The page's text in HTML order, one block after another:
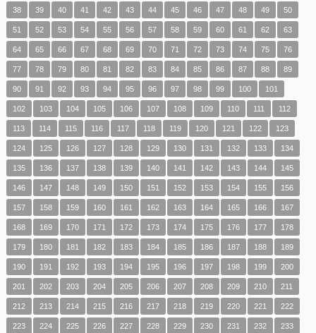
38 39 40 41 42 43 44 45 46 47 48 49 50
51 52 53 54 55 56 57 58 59 60 61 62 63
64 65 66 67 68 69 70 71 72 73 74 75 76
77 78 79 80 81 82 83 84 85 86 87 88 89
90 91 92 93 94 95 96 97 98 99 100 101
102 103 104 105 106 107 108 109 110 111 112
113 114 115 116 117 118 119 120 121 122 123
124 125 126 127 128 129 130 131 132 133 134
135 136 137 138 139 140 141 142 143 144 145
146 147 148 149 150 151 152 153 154 155 156
157 158 159 160 161 162 163 164 165 166 167
168 169 170 171 172 173 174 175 176 177 178
179 180 181 182 183 184 185 186 187 188 189
190 191 192 193 194 195 196 197 198 199 200
201 202 203 204 205 206 207 208 209 210 211
212 213 214 215 216 217 218 219 220 221 222
223 224 225 226 227 228 229 230 231 232 233